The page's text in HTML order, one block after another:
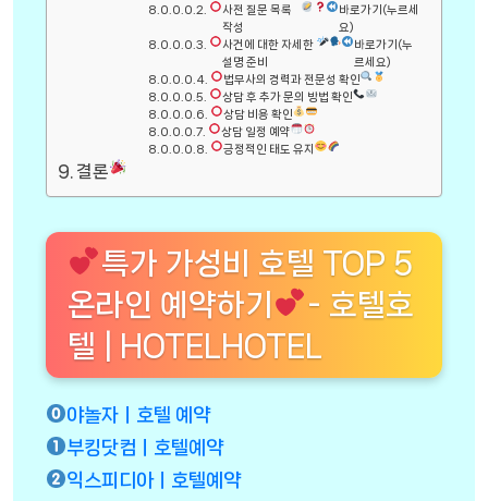
사전 질문 목록
작성
바로가기(누르세
요)
사건에 대한 자세한
설명 준비
바로가기(누
르세요)
법무사의 경력과 전문성 확인
상담 후 추가 문의 방법 확인
상담 비용 확인
상담 일정 예약
긍정적인 태도 유지
결론
특가 가성비 호텔 TOP 5
온라인 예약하기
- 호텔호
텔 | HOTELHOTEL
야놀자ㅣ호텔 예약
부킹닷컴ㅣ호텔예약
익스피디아ㅣ호텔예약